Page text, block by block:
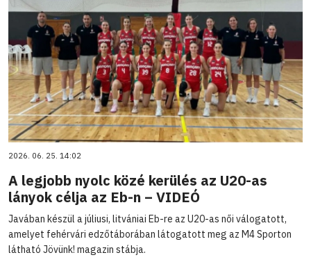
2026. 06. 25. 14:02
A legjobb nyolc közé kerülés az U20-as
lányok célja az Eb-n – VIDEÓ
Javában készül a júliusi, litvániai Eb-re az U20-as női válogatott,
amelyet fehérvári edzőtáborában látogatott meg az M4 Sporton
látható Jövünk! magazin stábja.